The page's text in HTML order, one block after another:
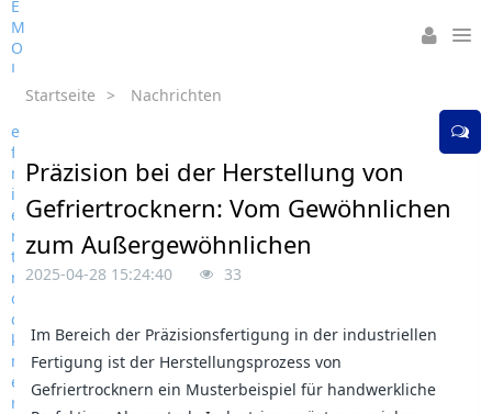
Startseite > Nachrichten
Präzision bei der Herstellung von
Gefriertrocknern: Vom Gewöhnlichen
zum Außergewöhnlichen
2025-04-28 15:24:40 33
Im Bereich der Präzisionsfertigung in der industriellen
Fertigung ist der Herstellungsprozess von
Gefriertrocknern ein Musterbeispiel für handwerkliche